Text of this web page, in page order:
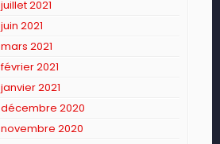
juillet 2021
juin 2021
mars 2021
février 2021
janvier 2021
décembre 2020
novembre 2020